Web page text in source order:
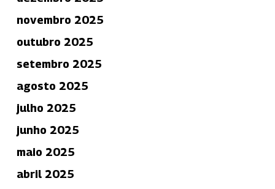
novembro 2025
outubro 2025
setembro 2025
agosto 2025
julho 2025
junho 2025
maio 2025
abril 2025